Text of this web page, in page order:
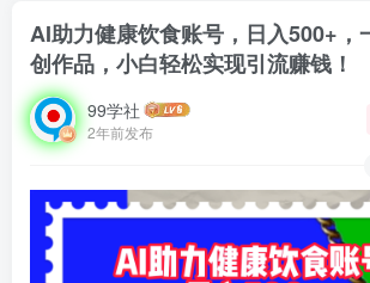
AI助力健康饮食账号，日入500+，
创作品，小白轻松实现引流赚钱！
99学社
2年前发布